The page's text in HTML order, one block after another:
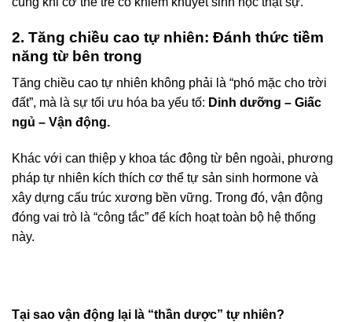
2. Tăng chiều cao tự nhiên: Đánh thức tiềm
năng từ bên trong
Tăng chiều cao tự nhiên không phải là “phó mặc cho trời
đất”, mà là sự tối ưu hóa ba yếu tố: Dinh dưỡng – Giấc
ngủ – Vận động.
Khác với can thiệp y khoa tác động từ bên ngoài, phương
pháp tự nhiên kích thích cơ thể tự sản sinh hormone và
xây dựng cấu trúc xương bền vững. Trong đó, vận động
đóng vai trò là “công tắc” để kích hoạt toàn bộ hệ thống
này.
Tại sao vận động lại là “thần dược” tự nhiên?